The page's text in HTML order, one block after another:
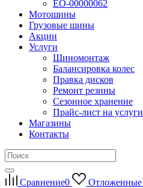
ЕО-00000062
Мотошины
Грузовые шины
Акции
Услуги
Шиномонтаж
Балансировка колес
Правка дисков
Ремонт резины
Сезонное хранение
Прайс-лист на услуги
Магазины
Контакты
Сравнение0 Отложенные